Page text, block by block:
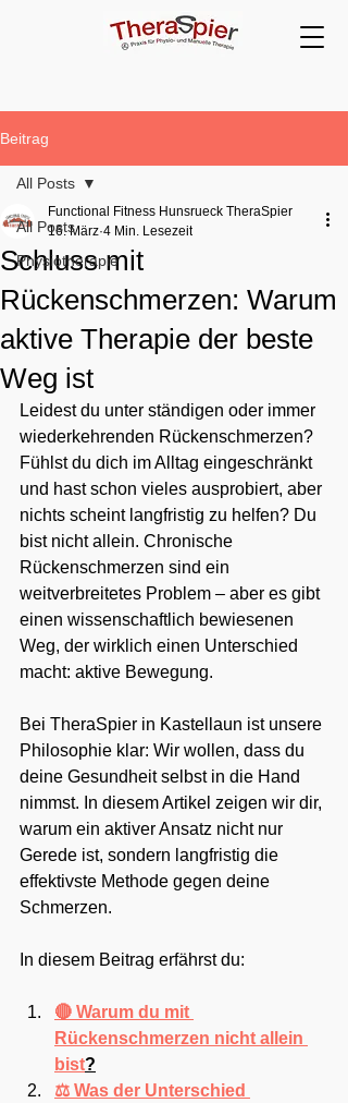
Beitrag
All Posts
Physiotherapie
All Posts
Schluss mit
Rückenschmerzen: Warum
aktive Therapie der beste
Weg ist
Functional Fitness Hunsrueck TheraSpier
16. März 4 Min. Lesezeit
Leidest du unter ständigen oder immer
wiederkehrenden Rückenschmerzen?
Fühlst du dich im Alltag eingeschränkt
und hast schon vieles ausprobiert, aber
nichts scheint langfristig zu helfen? Du
bist nicht allein. Chronische
Rückenschmerzen sind ein
weitverbreitetes Problem – aber es gibt
einen wissenschaftlich bewiesenen
Weg, der wirklich einen Unterschied
macht: aktive Bewegung.
Bei TheraSpier in Kastellaun ist unsere
Philosophie klar: Wir wollen, dass du
deine Gesundheit selbst in die Hand
nimmst. In diesem Artikel zeigen wir dir,
warum ein aktiver Ansatz nicht nur
Gerede ist, sondern langfristig die
effektivste Methode gegen deine
Schmerzen.
In diesem Beitrag erfährst du:
🔴 Warum du mit
Rückenschmerzen nicht allein
bist?
⚖️ Was der Unterschied